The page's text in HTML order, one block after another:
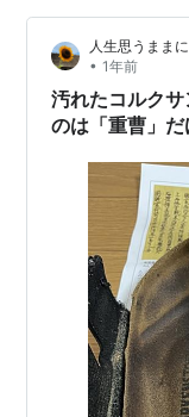
リップの方が コ
タシが知っている
ンジャーって 安
前…
人生思うまま
• 1年前
汚れたコルク
のは「重曹」だ